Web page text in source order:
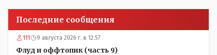
Последние сообщения
111 9 августа 2026 г. в 12:57
Флуд и оффтопик (часть 9)